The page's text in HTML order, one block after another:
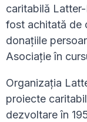
caritabilă
fost achitată de
donațiile
Asociație în
Organizația
proiecte
dezvoltare în